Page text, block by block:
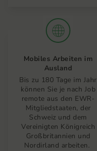
Mobiles Arbeiten im
Ausland
Bis zu 180 Tage im Jahr
können Sie je nach Job
remote aus den EWR-
Mitgliedstaaten, der
Schweiz und dem
Vereinigten Königreich
Großbritannien und
Nordirland arbeiten.